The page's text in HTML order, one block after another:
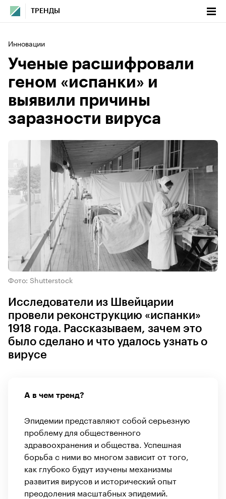
ТРЕНДЫ
Инновации
Ученые расшифровали
геном «испанки» и
выявили причины
заразности вируса
Фото: Shutterstock
Исследователи из Швейцарии
провели реконструкцию «испанки»
1918 года. Рассказываем, зачем это
было сделано и что удалось узнать о
вирусе
А в чем тренд?
Эпидемии представляют собой серьезную
проблему для общественного
здравоохранения и общества. Успешная
борьба с ними во многом зависит от того,
как глубоко будут изучены механизмы
развития вирусов и исторический опыт
преодоления масштабных эпидемий.